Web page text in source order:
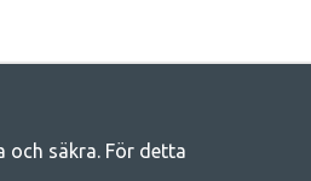
och säkra. För detta